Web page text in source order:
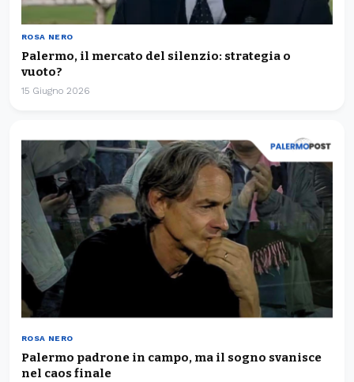
ROSA NERO
Palermo, il mercato del silenzio: strategia o
vuoto?
15 Giugno 2026
ROSA NERO
Palermo padrone in campo, ma il sogno svanisce
nel caos finale